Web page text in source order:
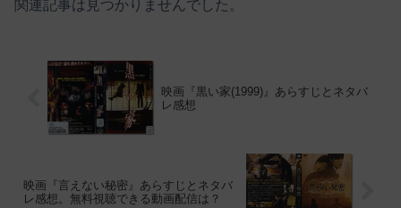
関連記事は見つかりませんでした。
映画『黒い家(1999)』あらすじとネタバ
レ感想
映画『言えない秘密』あらすじとネタバ
レ感想。無料視聴できる動画配信は？